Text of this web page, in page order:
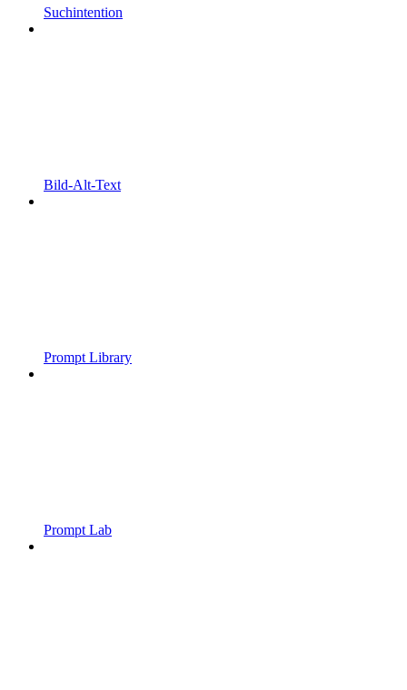
Suchintention
Bild-Alt-Text
Prompt Library
Prompt Lab